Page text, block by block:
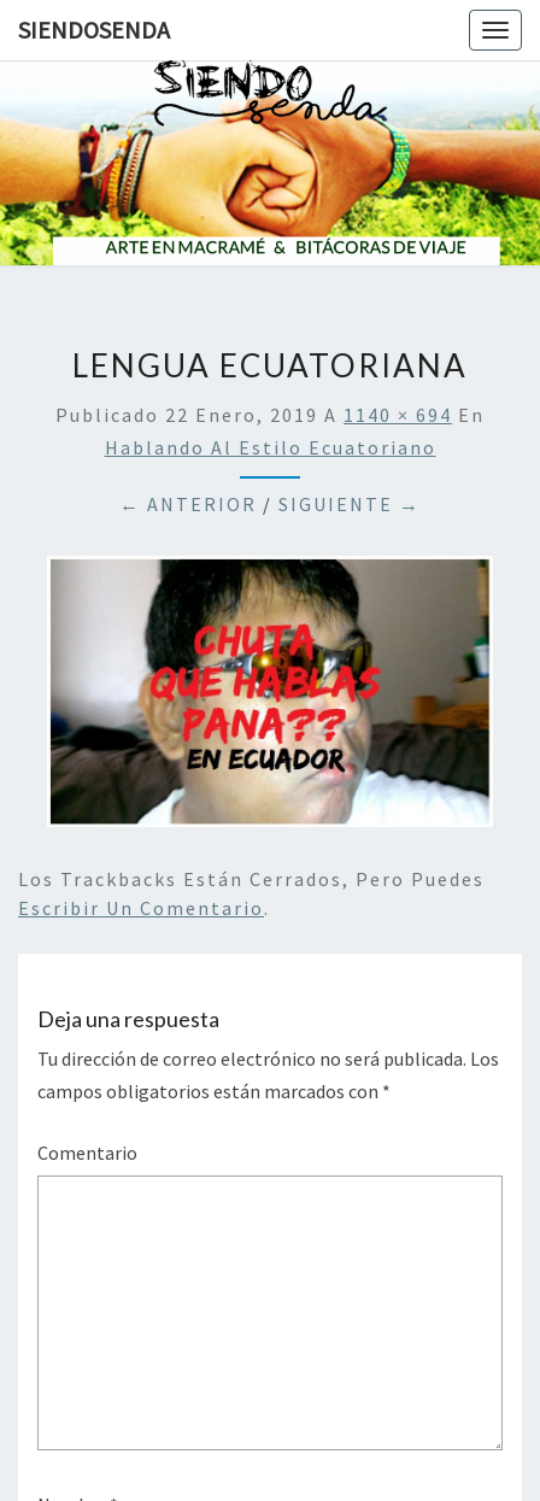
SIENDOSENDA
LENGUA ECUATORIANA
Publicado 22 Enero, 2019 A 1140 × 694 En
Hablando Al Estilo Ecuatoriano
← ANTERIOR / SIGUIENTE →
Los Trackbacks Están Cerrados, Pero Puedes
Escribir Un Comentario .
Deja una respuesta
Tu dirección de correo electrónico no será publicada. Los
campos obligatorios están marcados con *
Comentario